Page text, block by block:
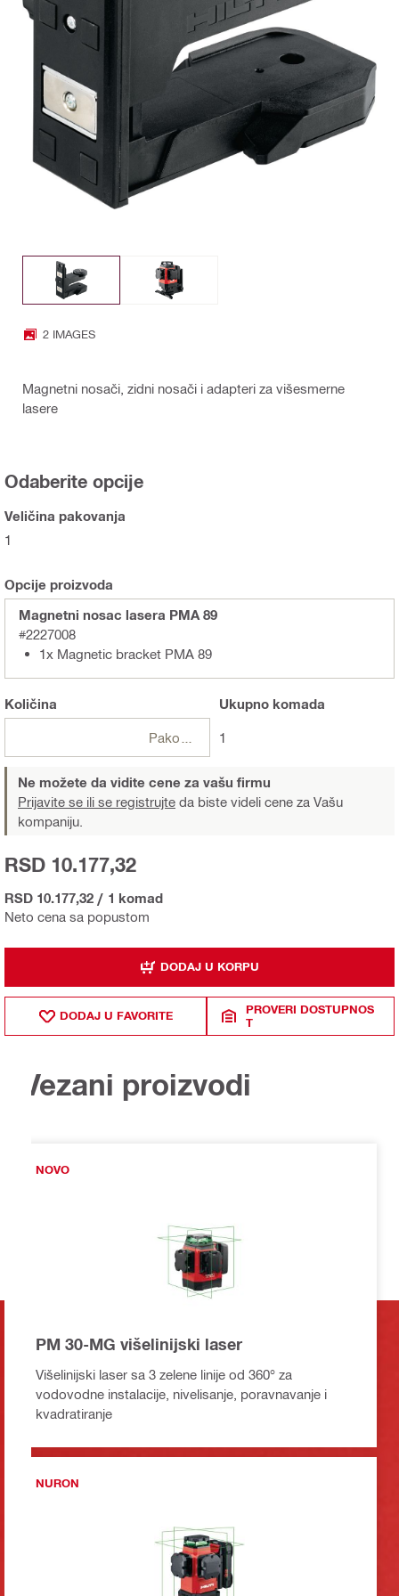
2 IMAGES
Magnetni nosači, zidni nosači i adapteri za višesmerne
lasere
Odaberite opcije
Veličina pakovanja
1
Opcije proizvoda
Magnetni nosac lasera PMA 89
#2227008
1x Magnetic bracket PMA 89
Količina Ukupnokomada
1
Ne možete da vidite cene za vašu firmu
Prijavite se ili se registrujte da biste videli cene za Vašu
kompaniju.
Neto cena sa popustom
RSD 10.177,32
RSD 10.177,32 / 1 komad
DODAJ U KORPU
DODAJ U FAVORITE
PROVERI DOSTUPNOS
T
Vezani proizvodi
NOVO
PM 30-MG višelinijski laser
Višelinijski laser sa 3 zelene linije od 360° za
vodovodne instalacije, nivelisanje, poravnavanje i
kvadratiranje
NURON